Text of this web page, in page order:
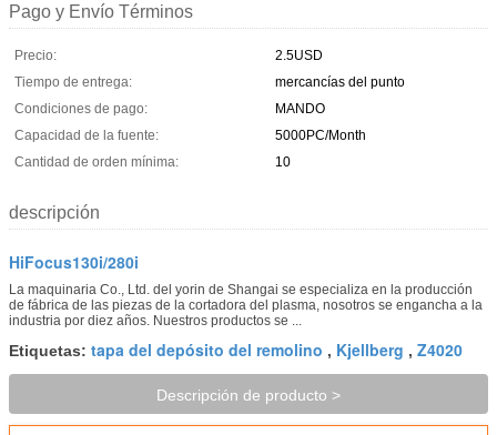
Pago y Envío Términos
Precio:
2.5USD
Tiempo de entrega:
mercancías del punto
Condiciones de pago:
MANDO
Capacidad de la fuente:
5000PC/Month
Cantidad de orden mínima:
10
descripción
HiFocus130i/280i
La maquinaria Co., Ltd. del yorin de Shangai se especializa en la producción
de fábrica de las piezas de la cortadora del plasma, nosotros se engancha a la
industria por diez años. Nuestros productos se ...
Etiquetas: tapa del depósito del remolino , Kjellberg , Z4020
Descripción de producto >